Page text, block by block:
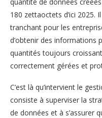
180 zettaoctets d’ici 2025.
tranchant pour les
d’obtenir des informations
quantités toujours
correctement gérées et
C’est là qu’intervient le
consiste à superviser la
de données et à s’assurer